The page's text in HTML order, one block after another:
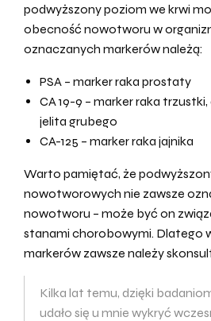
podwyższony poziom we krwi
obecność nowotworu w
oznaczanych markerów należą:
PSA – marker raka prostaty
CA 19-9 – marker raka
jelita grubego
CA-125 – marker raka jajnika
Warto pamiętać, że
nowotworowych nie zawsze
nowotworu – może być on
stanami chorobowymi. Dlatego
markerów zawsze należy
Kilka lat temu, dzięki
udało się u mnie wykryć